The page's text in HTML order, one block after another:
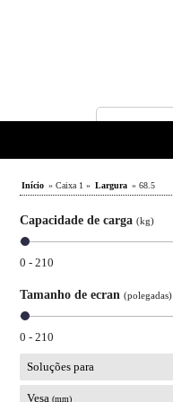
Início » Caixa 1 » Largura » 68.5
Capacidade de carga(kg)
0 - 210
Tamanho de ecran(polegadas)
0 - 210
Soluções para
Vesa (mm)